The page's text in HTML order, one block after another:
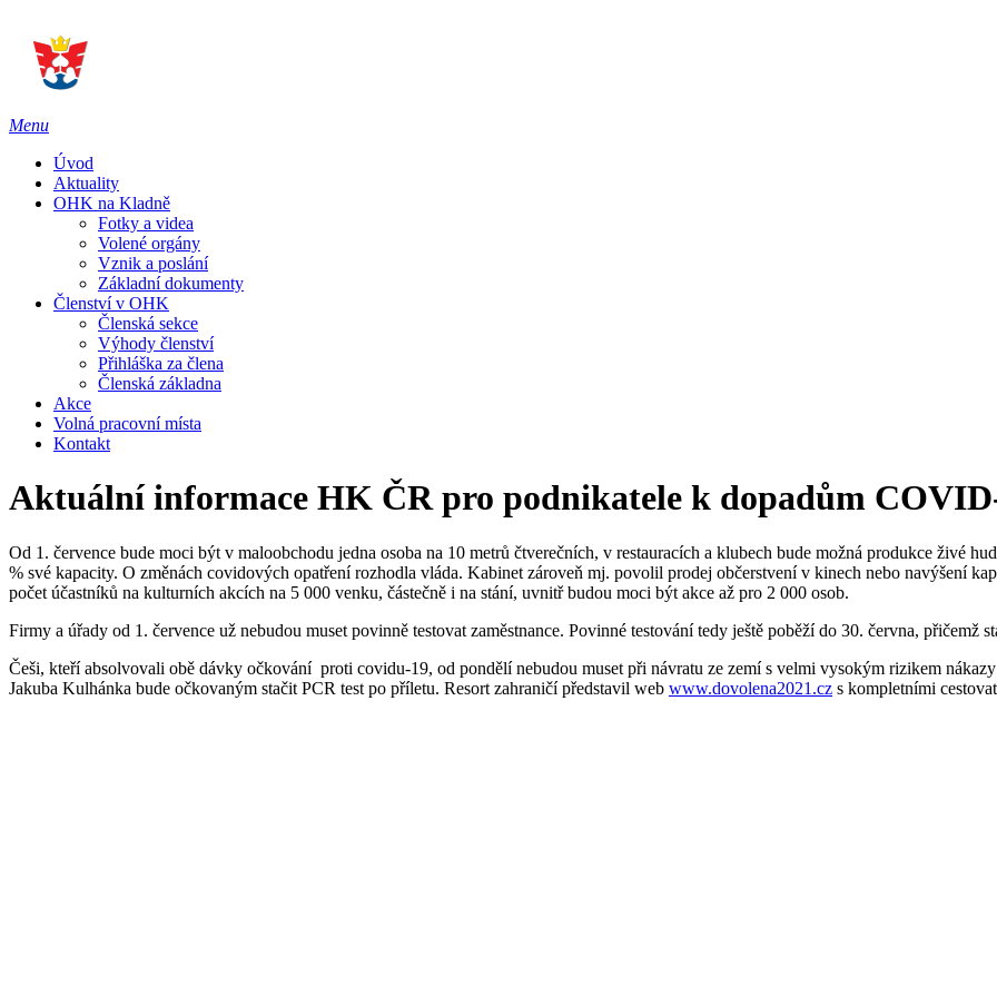
Menu
Úvod
Aktuality
OHK na Kladně
Fotky a videa
Volené orgány
Vznik a poslání
Základní dokumenty
Členství v OHK
Členská sekce
Výhody členství
Přihláška za člena
Členská základna
Akce
Volná pracovní místa
Kontakt
Aktuální informace HK ČR pro podnikatele k dopadům
Od 1. července bude moci být v maloobchodu jedna osoba na 10 metrů čtverečních, v restauracích a klubech bude možná produkce živé
% své kapacity. O změnách covidových opatření rozhodla vláda. Kabinet zároveň mj. povolil prodej občerstvení v kinech nebo navýšení
počet účastníků na kulturních akcích na 5 000 venku, částečně i na stání, uvnitř budou moci být akce až pro 2 000 osob.
Firmy a úřady od 1. července už nebudou muset povinně testovat zaměstnance. Povinné testování tedy ještě poběží do 30. června, přičemž
Češi, kteří absolvovali obě dávky očkování proti covidu-19, od pondělí nebudou muset při návratu ze zemí s velmi vysokým rizikem
Jakuba Kulhánka bude očkovaným stačit PCR test po příletu. Resort zahraničí představil web www.dovolena2021.cz s kompletními